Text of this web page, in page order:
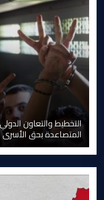
التخطيط والتعاون
المتصاعدة بحق الأسرى